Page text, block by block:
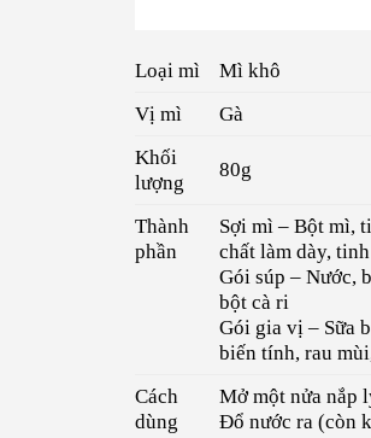
Loại mì
Mì khô
Vị mì
Gà
Khối
lượng
80g
Thành
phần
Sợi mì – Bột mì,
chất làm dày,
Gói súp – Nước,
bột cà ri
Gói gia vị – Sữa
biến tính, rau
Cách
dùng
Mở một nửa nắp
Đổ nước ra (còn